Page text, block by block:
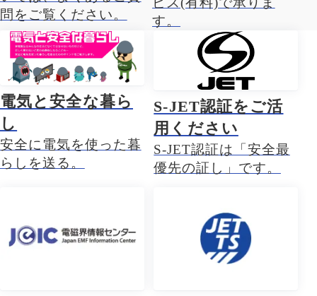
問をご覧ください。
す。
電気と安全な暮ら
し
安全に電気を使った暮
らしを送る。
S-JET認証をご活
用ください
S-JET認証は「安全最
優先の証し」です。